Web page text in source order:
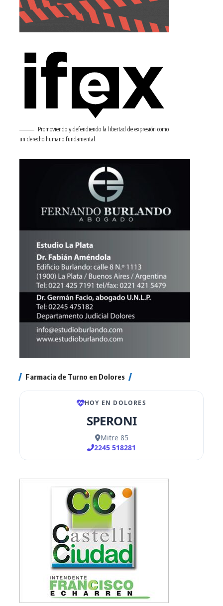
Promoviendo y defendiendo la libertad de expresión como
un derecho humano fundamental.
Farmacia de Turno en Dolores